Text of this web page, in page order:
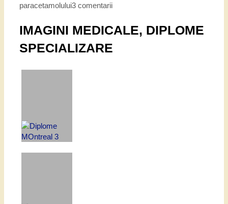
paracetamolului3 comentarii
IMAGINI MEDICALE, DIPLOME
SPECIALIZARE